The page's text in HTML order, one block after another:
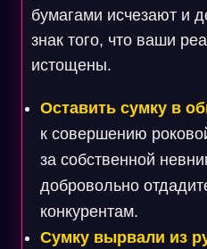
бумагами исчезают и
знак того, что ваши
истощены.
Оставить сумку в
к совершению
за собственной
добровольно
конкурентам.
Сумку вырвали из